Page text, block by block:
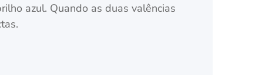
azul. Quando as duas valências